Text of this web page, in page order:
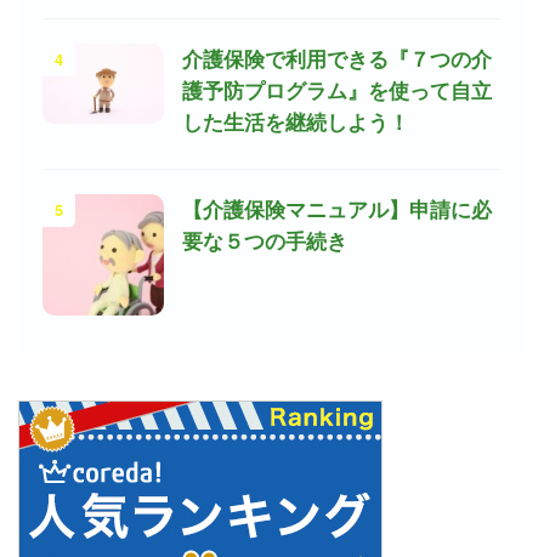
4
介護保険で利用できる『７つの介
護予防プログラム』を使って自立
した生活を継続しよう！
5
【介護保険マニュアル】申請に必
要な５つの手続き